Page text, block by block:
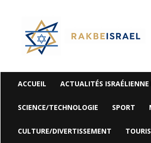
Rak
Be
Israel-
Alyaexpress-
News
ACCUEIL ACTUALITÉS
SCIENCE/TECHNOLOGIE SPORT
CULTURE/DIVERTISSEMENT